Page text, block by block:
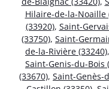
Hilaire-de-la-Noaille
(33920), Saint-
(33750), Saint-
de-la-Rivière (33240),
Saint-Genis-du-Bois
(33670), Saint-Genès-